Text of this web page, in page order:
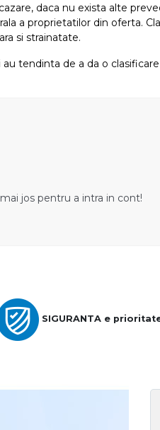
daca nu exista alte
a proprietatilor din oferta.
si strainatate.
tendinta de a da o
jos pentru a intra in cont!
SIGURANTA e